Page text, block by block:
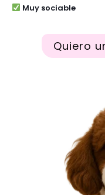
Muy sociable
Quiero